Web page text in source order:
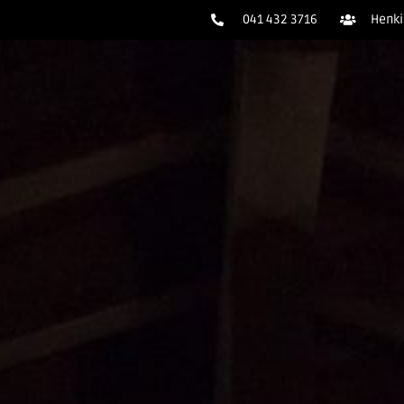
041 432 3716